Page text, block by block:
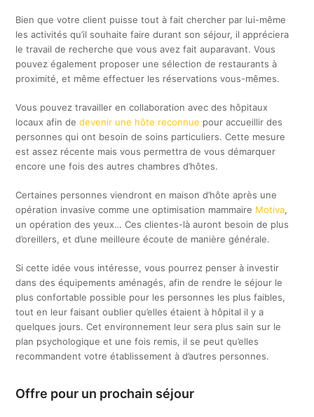
Bien que votre client puisse tout à fait chercher par lui-même
les activités qu’il souhaite faire durant son séjour, il appréciera
le travail de recherche que vous avez fait auparavant. Vous
pouvez également proposer une sélection de restaurants à
proximité, et même effectuer les réservations vous-mêmes.
Vous pouvez travailler en collaboration avec des hôpitaux
locaux afin dedevenir une hôte reconnue pour accueillir des
personnes qui ont besoin de soins particuliers. Cette mesure
est assez récente mais vous permettra de vous démarquer
encore une fois des autres chambres d’hôtes.
Certaines personnes viendront en maison d’hôte après une
opération invasive comme une optimisation mammaire Motiva,
un opération des yeux… Ces clientes-là auront besoin de plus
d’oreillers, et d’une meilleure écoute de manière générale.
Si cette idée vous intéresse, vous pourrez penser à investir
dans des équipements aménagés, afin de rendre le séjour le
plus confortable possible pour les personnes les plus faibles,
tout en leur faisant oublier qu’elles étaient à hôpital il y a
quelques jours. Cet environnement leur sera plus sain sur le
plan psychologique et une fois remis, il se peut qu’elles
recommandent votre établissement à d’autres personnes.
Offre pour un prochain séjour